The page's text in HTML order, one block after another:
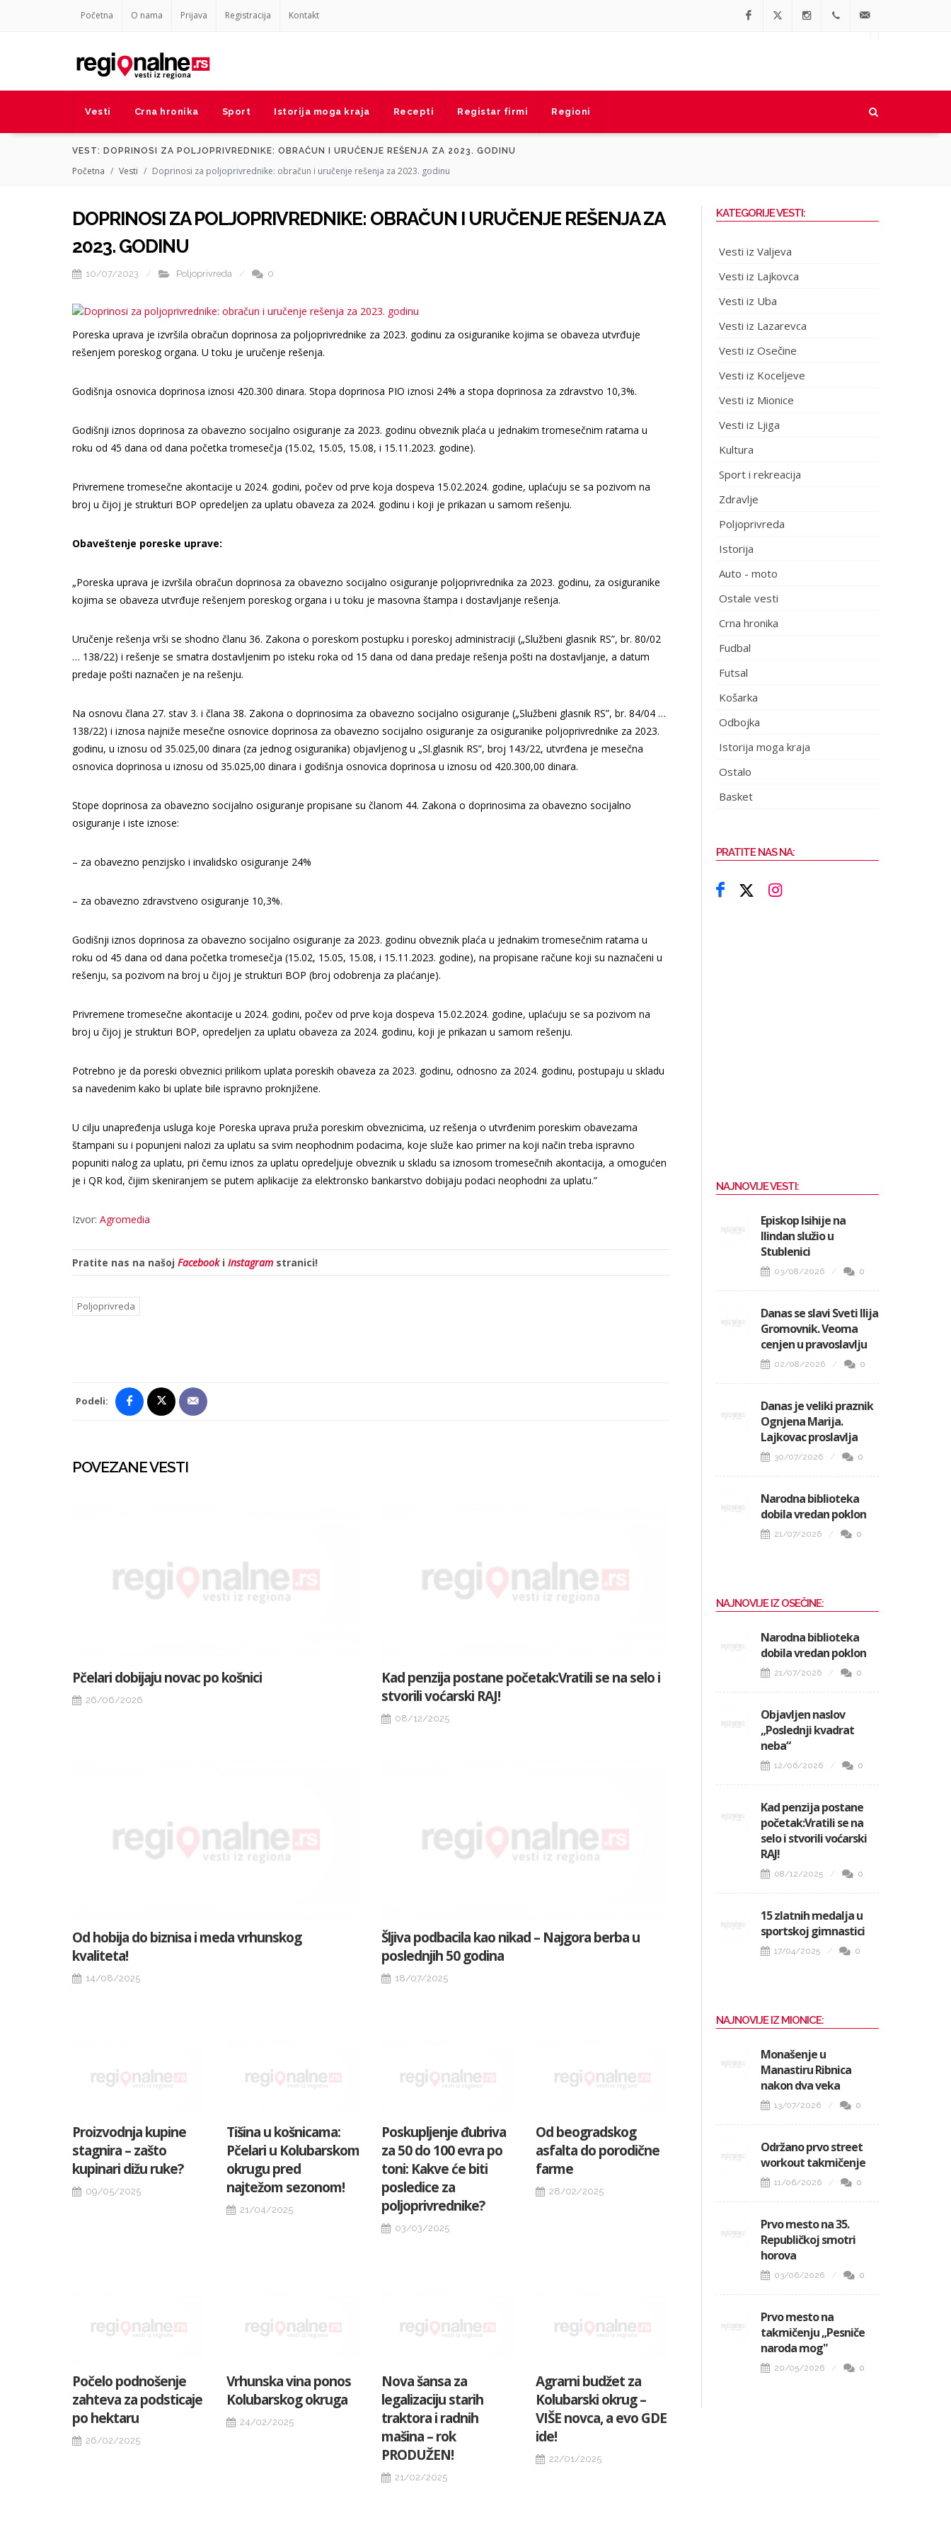
Početna O nama Prijava Registracija Kontakt
Vesti Crna hronika Sport Istorija moga kraja Recepti Registar firmi Regioni
VEST: DOPRINOSI ZA POLJOPRIVREDNIKE: OBRAČUN I URUČENJE REŠENJA ZA 2023. GODINU
Početna Vesti Doprinosi za poljoprivrednike: obračun i uručenje rešenja za 2023. godinu
DOPRINOSI ZA POLJOPRIVREDNIKE: OBRAČUN I URUČENJE REŠENJA ZA
2023. GODINU
10/07/2023 Poljoprivreda 0
Poreska uprava je izvršila obračun doprinosa za poljoprivrednike za 2023. godinu za osiguranike kojima se obaveza utvrđuje
rešenjem poreskog organa. U toku je uručenje rešenja.
Godišnja osnovica doprinosa iznosi 420.300 dinara. Stopa doprinosa PIO iznosi 24% a stopa doprinosa za zdravstvo 10,3%.
Godišnji iznos doprinosa za obavezno socijalno osiguranje za 2023. godinu obveznik plaća u jednakim tromesečnim ratama u
roku od 45 dana od dana početka tromesečja (15.02, 15.05, 15.08, i 15.11.2023. godine).
Privremene tromesečne akontacije u 2024. godini, počev od prve koja dospeva 15.02.2024. godine, uplaćuju se sa pozivom na
broj u čijoj je strukturi BOP opredeljen za uplatu obaveza za 2024. godinu i koji je prikazan u samom rešenju.
Obaveštenje poreske uprave:
„Poreska uprava je izvršila obračun doprinosa za obavezno socijalno osiguranje poljoprivrednika za 2023. godinu, za osiguranike
kojima se obaveza utvrđuje rešenjem poreskog organa i u toku je masovna štampa i dostavljanje rešenja.
Uručenje rešenja vrši se shodno članu 36. Zakona o poreskom postupku i poreskoj administraciji („Službeni glasnik RS”, br. 80/02
… 138/22) i rešenje se smatra dostavljenim po isteku roka od 15 dana od dana predaje rešenja pošti na dostavljanje, a datum
predaje pošti naznačen je na rešenju.
Na osnovu člana 27. stav 3. i člana 38. Zakona o doprinosima za obavezno socijalno osiguranje („Službeni glasnik RS”, br. 84/04 …
138/22) i iznosa najniže mesečne osnovice doprinosa za obavezno socijalno osiguranje za osiguranike poljoprivrednike za 2023.
godinu, u iznosu od 35.025,00 dinara (za jednog osiguranika) objavljenog u „Sl.glasnik RS”, broj 143/22, utvrđena je mesečna
osnovica doprinosa u iznosu od 35.025,00 dinara i godišnja osnovica doprinosa u iznosu od 420.300,00 dinara.
Stope doprinosa za obavezno socijalno osiguranje propisane su članom 44. Zakona o doprinosima za obavezno socijalno
osiguranje i iste iznose:
– za obavezno penzijsko i invalidsko osiguranje 24%
– za obavezno zdravstveno osiguranje 10,3%.
Godišnji iznos doprinosa za obavezno socijalno osiguranje za 2023. godinu obveznik plaća u jednakim tromesečnim ratama u
roku od 45 dana od dana početka tromesečja (15.02, 15.05, 15.08, i 15.11.2023. godine), na propisane račune koji su naznačeni u
rešenju, sa pozivom na broj u čijoj je strukturi BOP (broj odobrenja za plaćanje).
Privremene tromesečne akontacije u 2024. godini, počev od prve koja dospeva 15.02.2024. godine, uplaćuju se sa pozivom na
broj u čijoj je strukturi BOP, opredeljen za uplatu obaveza za 2024. godinu, koji je prikazan u samom rešenju.
Potrebno je da poreski obveznici prilikom uplata poreskih obaveza za 2023. godinu, odnosno za 2024. godinu, postupaju u skladu
sa navedenim kako bi uplate bile ispravno proknjižene.
U cilju unapređenja usluga koje Poreska uprava pruža poreskim obveznicima, uz rešenja o utvrđenim poreskim obavezama
štampani su i popunjeni nalozi za uplatu sa svim neophodnim podacima, koje služe kao primer na koji način treba ispravno
popuniti nalog za uplatu, pri čemu iznos za uplatu opredeljuje obveznik u skladu sa iznosom tromesečnih akontacija, a omogućen
je i QR kod, čijim skeniranjem se putem aplikacije za elektronsko bankarstvo dobijaju podaci neophodni za uplatu.”
Izvor: Agromedia
Pratite nas na našoj Facebooki Instagram stranici!
Poljoprivreda
Podeli:
POVEZANE VESTI
Pčelari dobijaju novac po košnici
26/06/2026
Kad penzija postane početak:Vratili se na selo i
stvorili voćarski RAJ!
08/12/2025
Od hobija do biznisa i meda vrhunskog
kvaliteta!
14/08/2025
Šljiva podbacila kao nikad – Najgora berba u
poslednjih 50 godina
18/07/2025
Proizvodnja kupine
stagnira – zašto
kupinari dižu ruke?
09/05/2025
Tišina u košnicama:
Pčelari u Kolubarskom
okrugu pred
najtežom sezonom!
21/04/2025
Poskupljenje đubriva
za 50 do 100 evra po
toni: Kakve će biti
posledice za
poljoprivrednike?
03/03/2025
Od beogradskog
asfalta do porodične
farme
28/02/2025
Počelo podnošenje
zahteva za podsticaje
po hektaru
26/02/2025
Vrhunska vina ponos
Kolubarskog okruga
24/02/2025
Nova šansa za
legalizaciju starih
traktora i radnih
mašina – rok
PRODUŽEN!
21/02/2025
Agrarni budžet za
Kolubarski okrug –
VIŠE novca, a evo GDE
ide!
22/01/2025
KATEGORIJE VESTI:
Vesti iz Valjeva
Vesti iz Lajkovca
Vesti iz Uba
Vesti iz Lazarevca
Vesti iz Osečine
Vesti iz Koceljeve
Vesti iz Mionice
Vesti iz Ljiga
Kultura
Sport i rekreacija
Zdravlje
Poljoprivreda
Istorija
Auto - moto
Ostale vesti
Crna hronika
Fudbal
Futsal
Košarka
Odbojka
Istorija moga kraja
Ostalo
Basket
PRATITE NAS NA:
NAJNOVIJE VESTI:
Episkop Isihije na
Ilindan služio u
Stublenici
03/08/2026 0
Danas se slavi Sveti Ilija
Gromovnik. Veoma
cenjen u pravoslavlju
02/08/2026 0
Danas je veliki praznik
Ognjena Marija.
Lajkovac proslavlja
30/07/2026 0
Narodna biblioteka
dobila vredan poklon
21/07/2026 0
NAJNOVIJE IZ OSEČINE:
Narodna biblioteka
dobila vredan poklon
21/07/2026 0
Objavljen naslov
„Poslednji kvadrat
neba“
12/06/2026 0
Kad penzija postane
početak:Vratili se na
selo i stvorili voćarski
RAJ!
08/12/2025 0
15 zlatnih medalja u
sportskoj gimnastici
17/04/2025 0
NAJNOVIJE IZ MIONICE:
Monašenje u
Manastiru Ribnica
nakon dva veka
13/07/2026 0
Održano prvo street
workout takmičenje
11/06/2026 0
Prvo mesto na 35.
Republičkoj smotri
horova
03/06/2026 0
Prvo mesto na
takmičenju „Pesniče
naroda mog"
20/05/2026 0